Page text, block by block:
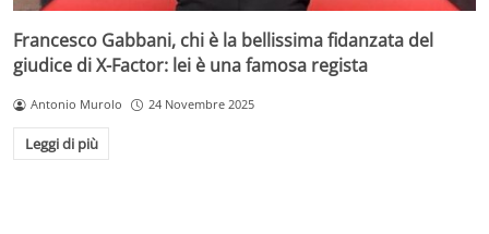
Francesco Gabbani, chi è la bellissima fidanzata del
giudice di X-Factor: lei è una famosa regista
Antonio Murolo 24 Novembre 2025
Leggi di più